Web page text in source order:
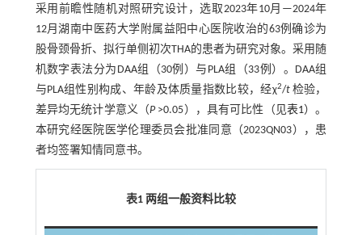
采用前瞻性随机对照研究设计，选取2023年10月—2024年
12月湖南中医药大学附属益阳中心医院收治的63例确诊为
股骨颈骨折、拟行单侧初次THA的患者为研究对象。采用随
机数字表法分为DAA组（30例）与PLA组（33例）。DAA组
与PLA组性别构成、年龄及体质量指数比较，经χ2/t检验，
差异均无统计学意义（P>0.05），具有可比性（见表1）。
本研究经医院医学伦理委员会批准同意（2023QN03），患
者均签署知情同意书。
表1 两组一般资料比较